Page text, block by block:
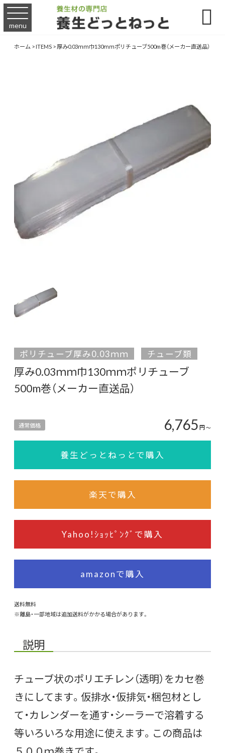
menu 
ホーム>ITEMS>厚み0.03ｍｍ巾130ｍｍポリチューブ500m巻（メーカー直送品）
ポリチューブ厚み0.03ｍｍ チューブ類
厚み0.03ｍｍ巾130ｍｍポリチューブ
500m巻（メーカー直送品）
通常価格 6,765円〜
養生どっとねっとで購入
楽天で購入
Yahoo!ｼｮｯﾋﾟﾝｸﾞで購入
amazonで購入
送料無料
※離島・一部地域は追加送料がかかる場合があります。
説明
チューブ状のポリエチレン（透明）をカセ巻
きにしてます。仮排水・仮排気・梱包材とし
て・カレンダーを通す・シーラーで溶着する
等いろいろな用途に使えます。この商品は